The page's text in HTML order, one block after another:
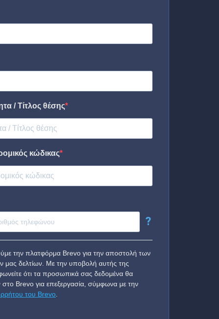
/ Τίτλος θέσης
κώδικας
?
την πλατφόρμα Brevo για την αποστολή των
μας δελτίων. Με την υποβολή αυτής της
ότι τα προσωπικά σας δεδομένα θα
στο Brevo για επεξεργασία, σύμφωνα με την
του Brevo